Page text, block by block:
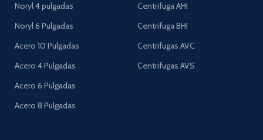
Noryl 4 pulgadas
Noryl 6 Pulgadas
Acero 10 Pulgadas
Acero 4 Pulgadas
Acero 6 Pulgadas
Acero 8 Pulgadas
Centrifuga AHI
Centrifuga BHI
Centrifugas AVC
Centrifugas AVS